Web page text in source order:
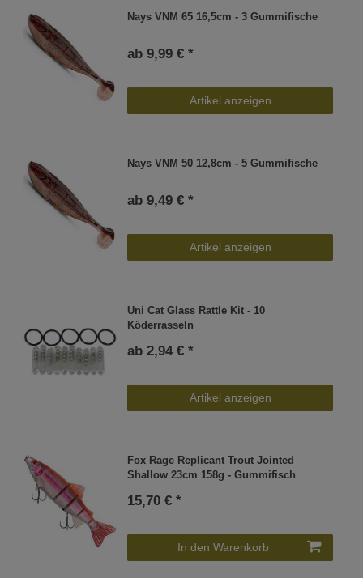
Nays VNM 65 16,5cm - 3 Gummifische
ab 9,99 € *
Artikel anzeigen
Nays VNM 50 12,8cm - 5 Gummifische
ab 9,49 € *
Artikel anzeigen
Uni Cat Glass Rattle Kit - 10
Köderrasseln
ab 2,94 € *
Artikel anzeigen
Fox Rage Replicant Trout Jointed
Shallow 23cm 158g - Gummifisch
15,70 € *
In den Warenkorb